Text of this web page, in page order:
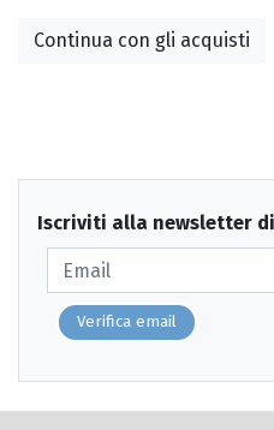
Continua con gli acquisti
Iscriviti alla newsletter di
Verifica email